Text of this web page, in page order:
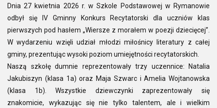
Dnia 27 kwietnia 2026 r. w Szkole Podstawowej w Rymanowie
odbył się IV Gminny Konkurs Recytatorski dla uczniów klas
pierwszych pod hasłem „Wiersze z morałem w poezji dziecięcej”.
W wydarzeniu wzięli udział młodzi miłośnicy literatury z całej
gminy, prezentując wysoki poziom umiejętności recytatorskich.
Naszą szkołę dumnie reprezentowały trzy uczennice: Natalia
Jakubiszyn (klasa 1a) oraz Maja Szwarc i Amelia Wojtanowska
(klasa 1b). Wszystkie dziewczynki zaprezentowały się
znakomicie, wykazując się nie tylko talentem, ale i wielkim